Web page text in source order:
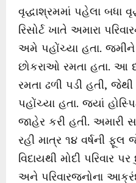
વૃદ્ધાશ્રમમાં પહેલા બધા
રિસોર્ટ ખાતે અમારા
અમે પહોંચ્યા હતા.
છોકરાઓ રમતા હતા. આ
રમતા ઢળી પડી હતી,
પહોંચ્યા હતા. જ્યાં
જાહેર કરી હતી. અમારી
રહી માત્ર ૧૪ વર્ષની ફૂલ
વિદાયથી મોદી પરિવાર
અને પરિવારજનોના